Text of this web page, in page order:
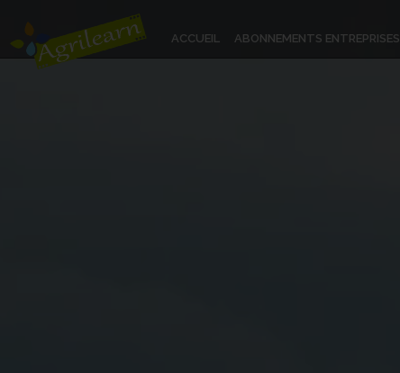
ACCUEIL ABONNEMENTS ENTREPRISES